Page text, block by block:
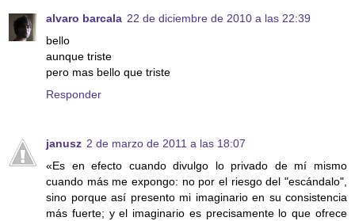
alvaro barcala 22 de diciembre de 2010 a las 22:39
bello
aunque triste
pero mas bello que triste
Responder
janusz 2 de marzo de 2011 a las 18:07
«Es en efecto cuando divulgo lo privado de mí mismo
cuando más me expongo: no por el riesgo del "escándalo",
sino porque así presento mi imaginario en su consistencia
más fuerte; y el imaginario es precisamente lo que ofrece